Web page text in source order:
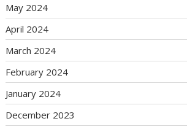
May 2024
April 2024
March 2024
February 2024
January 2024
December 2023